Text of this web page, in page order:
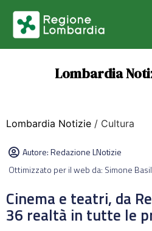
Lombardia
Lombardia Notizie / Cultura
Autore:Redazione LNotizie
Ottimizzato per il web da: Simone
Cinema e teatri, da
36 realtà in tutte le